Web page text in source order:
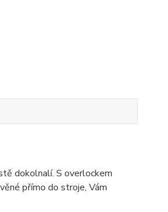
dokolnalí. S overlockem
přímo do stroje, Vám